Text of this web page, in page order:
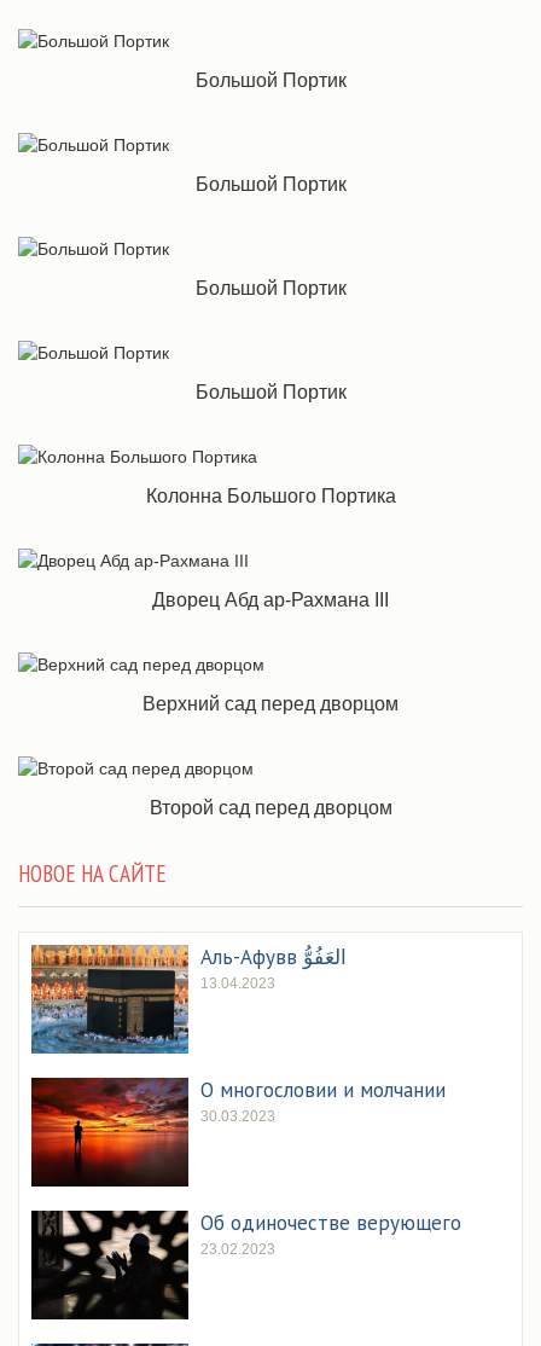
Большой Портик
Большой Портик
Большой Портик
Большой Портик
Колонна Большого Портика
Дворец Абд ар-Рахмана III
Верхний сад перед дворцом
Второй сад перед дворцом
НОВОЕ НА САЙТЕ
Аль-Афувв العَفُوُّ
13.04.2023
О многословии и молчании
30.03.2023
Об одиночестве верующего
23.02.2023